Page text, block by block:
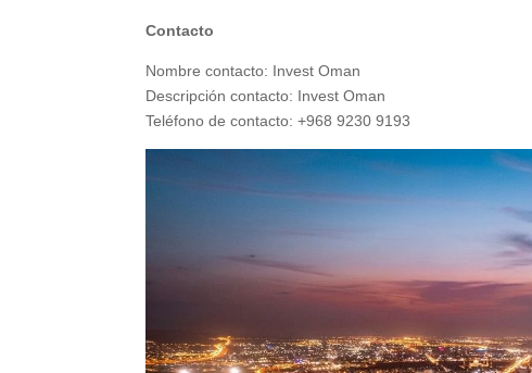
Contacto
Nombre contacto: Invest Oman
Descripción contacto: Invest Oman
Teléfono de contacto: +968 9230 9193